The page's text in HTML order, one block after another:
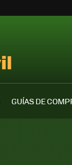
GUÍAS DE